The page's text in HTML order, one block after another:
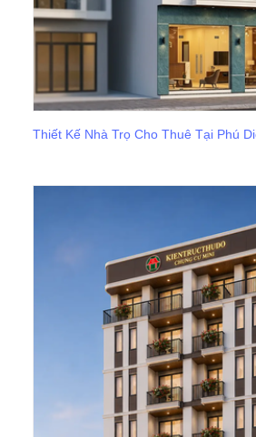
Thiết Kế Nhà Trọ Cho Thuê Tại Phú